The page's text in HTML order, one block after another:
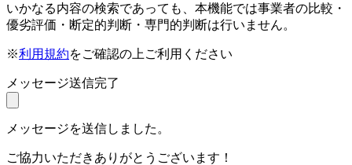
いかなる内容の検索であっても、本機能では事業者の比較・
優劣評価・断定的判断・専門的判断は行いません。
※利用規約をご確認の上ご利用ください
メッセージ送信完了
メッセージを送信しました。
ご協力いただきありがとうございます！